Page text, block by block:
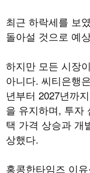
최근 하락세를 보
돌아설 것으로 예
하지만 모든 시장
아니다. 씨티은행
년부터 2027년까
을 유지하며, 투자
택 가격 상승과 개
상했다.
홍콩한타임즈 이